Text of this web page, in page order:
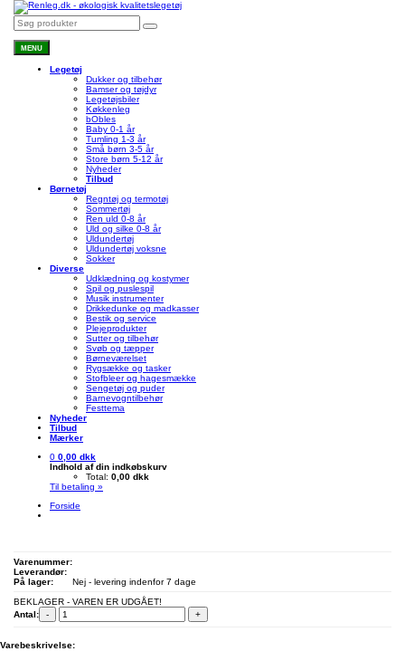
MENU
Legetøj
Dukker og tilbehør
Bamser og tøjdyr
Legetøjsbiler
Køkkenleg
bObles
Baby 0-1 år
Tumling 1-3 år
Små børn 3-5 år
Store børn 5-12 år
Nyheder
Tilbud
Børnetøj
Regntøj og termotøj
Sommertøj
Ren uld 0-8 år
Uld og silke 0-8 år
Uldundertøj
Uldundertøj voksne
Sokker
Diverse
Udklædning og kostymer
Spil og puslespil
Musik instrumenter
Drikkedunke og madkasser
Bestik og service
Plejeprodukter
Sutter og tilbehør
Svøb og tæpper
Børneværelset
Rygsække og tasker
Stofbleer og hagesmække
Sengetøj og puder
Barnevogntilbehør
Festtema
Nyheder
Tilbud
Mærker
0 0,00 dkk
Indhold af din indkøbskurv
Total: 0,00 dkk
Til betaling »
Forside
Varenummer:
Leverandør:
På lager:
Nej - levering indenfor 7 dage
BEKLAGER - VAREN ER UDGÅET!
Antal:
- +
Varebeskrivelse: